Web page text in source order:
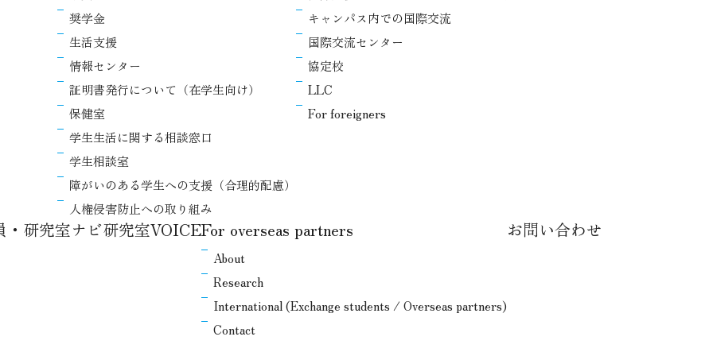
奨学金
生活支援
情報センター
証明書発行について（在学生向け）
保健室
学生生活に関する相談窓口
学生相談室
障がいのある学生への支援（合理的配慮）
人権侵害防止への取り組み
キャンパス内での国際交流
国際交流センター
協定校
LLC
For foreigners
研究室ナビ研究室VOICEFor overseas partners
About
Research
International (Exchange students / Overseas partners)
Contact
お問い合わせ